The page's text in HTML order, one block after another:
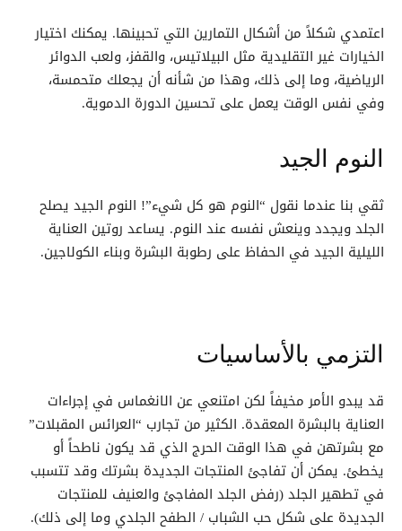
اعتمدي شكلاً من أشكال التمارين التي تحبينها. يمكنك اختيار
الخيارات غير التقليدية مثل البيلاتيس، والقفز، ولعب الدوائر
الرياضية، وما إلى ذلك، وهذا من شأنه أن يجعلك متحمسة،
وفي نفس الوقت يعمل على تحسين الدورة الدموية.
النوم الجيد
ثقي بنا عندما نقول “النوم هو كل شيء”! النوم الجيد يصلح
الجلد ويجدد وينعش نفسه عند النوم. يساعد روتين العناية
الليلية الجيد في الحفاظ على رطوبة البشرة وبناء الكولاجين.
التزمي بالأساسيات
قد يبدو الأمر مخيفاً لكن امتنعي عن الانغماس في إجراءات
العناية بالبشرة المعقدة. الكثير من تجارب “العرائس المقبلات”
مع بشرتهن في هذا الوقت الحرج الذي قد يكون ناطحاً أو
يخطئ. يمكن أن تفاجئ المنتجات الجديدة بشرتك وقد تتسبب
في تطهير الجلد (رفض الجلد المفاجئ والعنيف للمنتجات
الجديدة على شكل حب الشباب / الطفح الجلدي وما إلى ذلك).